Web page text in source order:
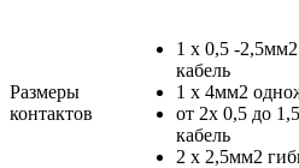
Размеры
контактов
1 x 0,5 -
кабель
1 x 4мм2
от 2x 0,5 до
кабель
2 x 2,5мм2